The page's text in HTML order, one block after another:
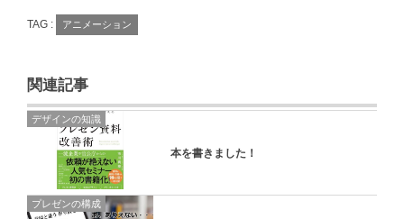
TAG : アニメーション
関連記事
デザインの知識
本を書きました！
プレゼンの構成